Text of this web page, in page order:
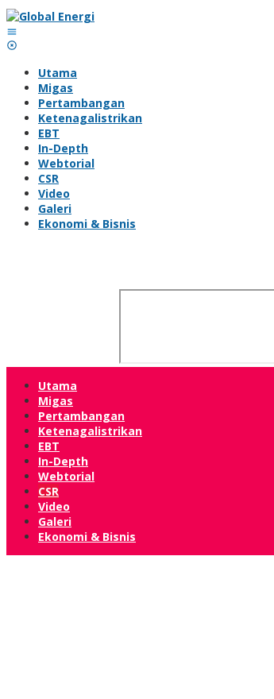
Lewati
ke
konten
Utama
Migas
Pertambangan
Ketenagalistrikan
EBT
In-Depth
Webtorial
CSR
Video
Galeri
Ekonomi & Bisnis
Utama
Migas
Pertambangan
Ketenagalistrikan
EBT
In-Depth
Webtorial
CSR
Video
Galeri
Ekonomi & Bisnis